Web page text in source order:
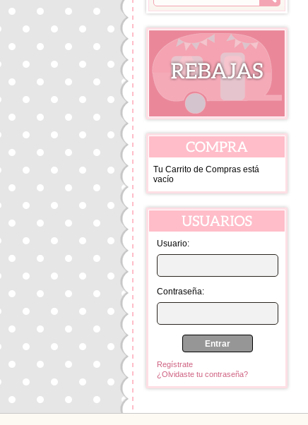
Tu Carrito de Compras está
vacío
Usuario:
Contraseña:
Regístrate
¿Olvidaste tu contraseña?